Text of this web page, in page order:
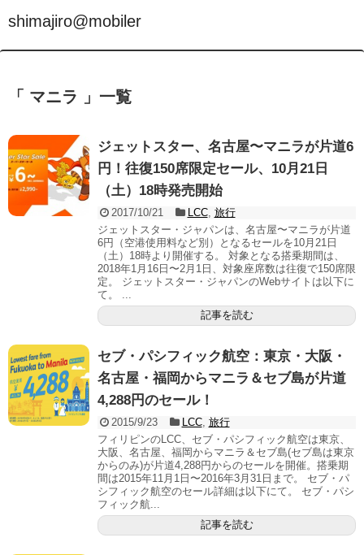
shimajiro@mobiler
「 マニラ 」一覧
ジェットスター、名古屋〜マニラが片道6
円！往復150席限定セール、10月21日
（土）18時発売開始
2017/10/21 LCC, 旅行
ジェットスター・ジャパンは、名古屋〜マニラが片道
6円（空港使用料など別）となるセールを10月21日
（土）18時より開催する。 対象となる搭乗期間は、
2018年1月16日〜2月1日、対象座席数は往復で150席限
定。 ジェットスター・ジャパンのWebサイトは以下に
て。 ...
記事を読む
セブ・パシフィック航空：東京・大阪・
名古屋・福岡からマニラ＆セブ島が片道
4,288円のセール！
2015/9/23 LCC, 旅行
フィリピンのLCC、セブ・パシフィック航空は東京、
大阪、名古屋、福岡からマニラ＆セブ島(セブ島は東京
からのみ)が片道4,288円からのセールを開催。搭乗期
間は2015年11月1日〜2016年3月31日まで。 セブ・パ
シフィック航空のセール詳細は以下にて。 セブ・パシ
フィック航...
記事を読む